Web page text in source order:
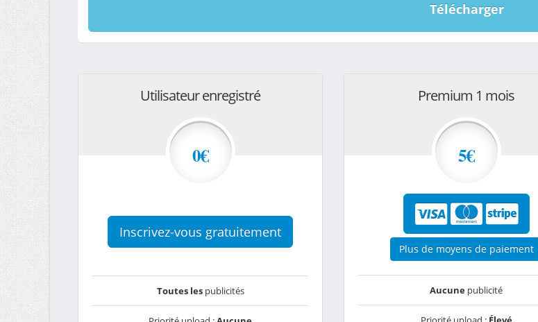
Télécharger
Utilisateur enregistré
0€
Inscrivez-vous gratuitement
Toutes lespublicités
Premium 1 mois
5€
Plus de moyens de paiement
Aucune publicité